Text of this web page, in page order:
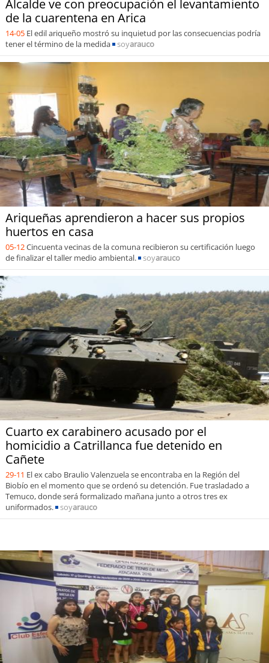
Alcalde ve con preocupación el levantamiento
de la cuarentena en Arica
14-05 El edil ariqueño mostró su inquietud por las consecuencias podría
tener el término de la medida
soyarauco
Ariqueñas aprendieron a hacer sus propios
huertos en casa
05-12Cincuenta vecinas de la comuna recibieron su certificación luego
de finalizar el taller medio ambiental.
soyarauco
Cuarto ex carabinero acusado por el
homicidio a Catrillanca fue detenido en
Cañete
29-11 El ex cabo Braulio Valenzuela se encontraba en la Región del
Biobío en el momento que se ordenó su detención. Fue trasladado a
Temuco, donde será formalizado mañana junto a otros tres ex
uniformados.
soyarauco